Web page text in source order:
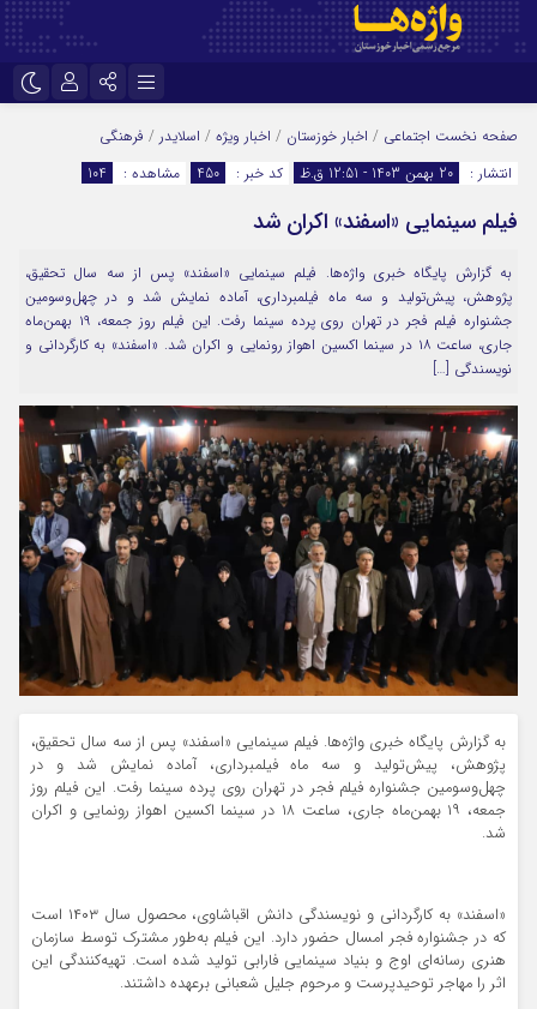
اینستاگرام
تلگرام
سروش
ایتا
آپارات
رمز عبور
مرا به خاطر بسپار
صفحه نخست اجتماعی / اخبار خوزستان / اخبار ویژه / اسلایدر / فرهنگی
انتشار :
20 بهمن 1403 - 12:51 ق.ظ کد خبر : 450 مشاهده : 104
فیلم سینمایی «اسفند» اکران شد
به گزارش پایگاه خبری واژه‌ها. فیلم سینمایی «اسفند» پس از سه سال تحقیق،
پژوهش، پیش‌تولید و سه ماه فیلمبرداری، آماده نمایش شد و در چهل‌وسومین
جشنواره فیلم فجر در تهران روی پرده سینما رفت. این فیلم روز جمعه، ۱۹ بهمن‌ماه
جاری، ساعت ۱۸ در سینما اکسین اهواز رونمایی و اکران شد. «اسفند» به کارگردانی و
نویسندگی […]
به گزارش پایگاه خبری واژه‌ها. فیلم سینمایی «اسفند» پس از سه سال تحقیق،
پژوهش، پیش‌تولید و سه ماه فیلمبرداری، آماده نمایش شد و در
چهل‌وسومین جشنواره فیلم فجر در تهران روی پرده سینما رفت. این فیلم روز
جمعه، ۱۹ بهمن‌ماه جاری، ساعت ۱۸ در سینما اکسین اهواز رونمایی و اکران
شد.
«اسفند» به کارگردانی و نویسندگی دانش اقباشاوی، محصول سال ۱۴۰۳ است
که در جشنواره فجر امسال حضور دارد. این فیلم به‌طور مشترک توسط سازمان
هنری رسانه‌ای اوج و بنیاد سینمایی فارابی تولید شده است. تهیه‌کنندگی این
اثر را مهاجر توحیدپرست و مرحوم جلیل شعبانی برعهده داشتند.